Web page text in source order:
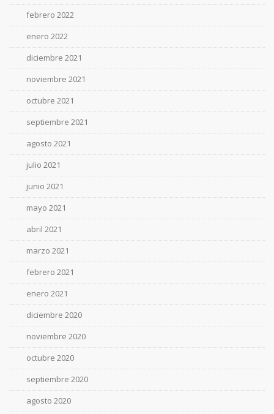
febrero 2022
enero 2022
diciembre 2021
noviembre 2021
octubre 2021
septiembre 2021
agosto 2021
julio 2021
junio 2021
mayo 2021
abril 2021
marzo 2021
febrero 2021
enero 2021
diciembre 2020
noviembre 2020
octubre 2020
septiembre 2020
agosto 2020